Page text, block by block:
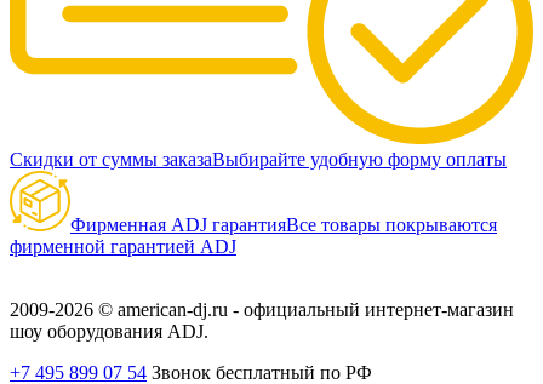
Скидки от суммы заказаВыбирайте удобную форму оплаты
Фирменная ADJ гарантияВсе товары покрываются
фирменной гарантией ADJ
2009-2026 © american-dj.ru - официальный интернет-магазин
шоу оборудования ADJ.
+7 495 899 07 54 Звонок бесплатный по РФ